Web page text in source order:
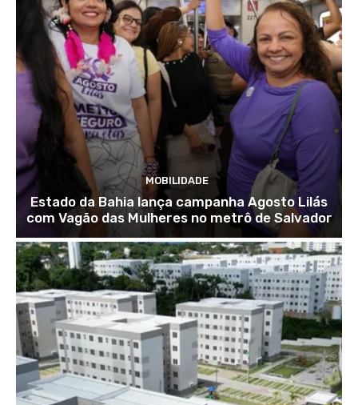
MOBILIDADE
Estado da Bahia lança campanha Agosto Lilás
com Vagão das Mulheres no metrô de Salvador